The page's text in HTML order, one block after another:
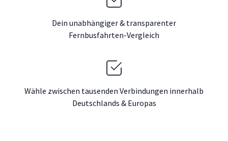
Dein unabhängiger & transparenter
Fernbusfahrten-Vergleich
Wähle zwischen tausenden Verbindungen innerhalb
Deutschlands & Europas